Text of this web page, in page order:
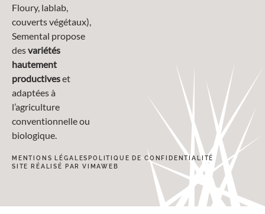
Floury, lablab,
couverts végétaux),
Semental propose
desvariétés
hautement
productiveset
adaptées à
l’agriculture
conventionnelle ou
biologique.
MENTIONS LÉGALES POLITIQUE DE CONFIDENTIALITÉ
SITE RÉALISÉ PAR VIMAWEB